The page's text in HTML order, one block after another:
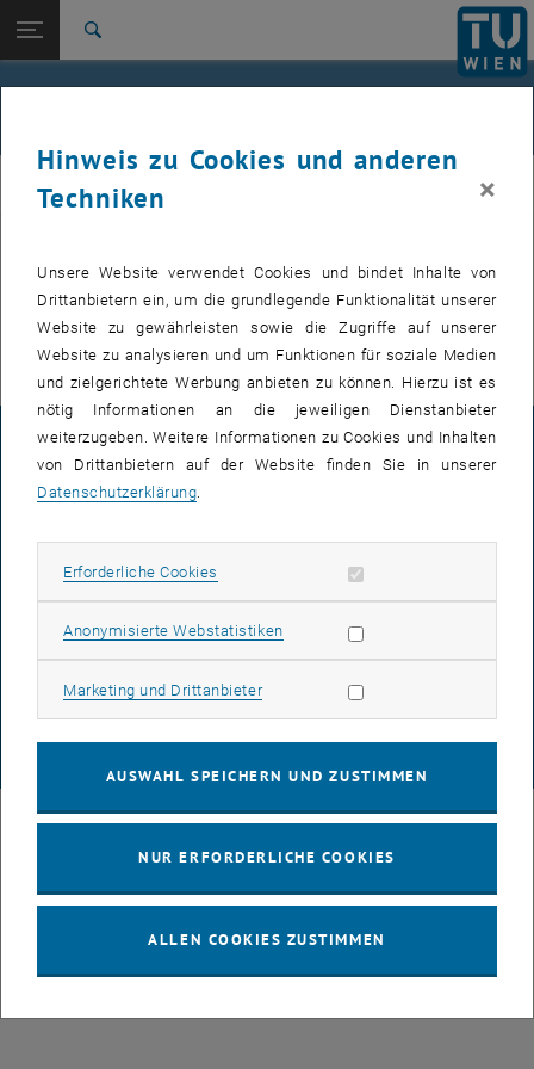
TU Login
Studium
International
Zur 1. Menü Ebene
FemPhys
Zurück: Subseiten von FemPhys auflisten
Zurück zur letzten Ebene:
FemPhys
FemPhys
VERANSTALTUNGEN VOM 14. JULI 2026
Es gibt keine Veranstaltungen in der aktuellen Ansicht.
IMPRESSUM
COOKIEEINSTELLUNGEN
Hinweis zu Cookies und anderen
Techniken
×
Unsere Website verwendet Cookies und bindet Inhalte von
Drittanbietern ein, um die grundlegende Funktionalität unserer
Website zu gewährleisten sowie die Zugriffe auf unserer
Website zu analysieren und um Funktionen für soziale Medien
und zielgerichtete Werbung anbieten zu können. Hierzu ist es
nötig Informationen an die jeweiligen Dienstanbieter
weiterzugeben. Weitere Informationen zu Cookies und Inhalten
von Drittanbietern auf der Website finden Sie in unserer
Datenschutzerklärung.
Erforderliche Cookies Erforderliche Cookies zulassen
Anonymisierte WebstatistikenStatistik Cookies zulassen
Marketing und DrittanbieterMarketing Cookies zulassen
AUSWAHL SPEICHERN UND ZUSTIMMEN
NUR ERFORDERLICHE COOKIES
ALLEN COOKIES ZUSTIMMEN